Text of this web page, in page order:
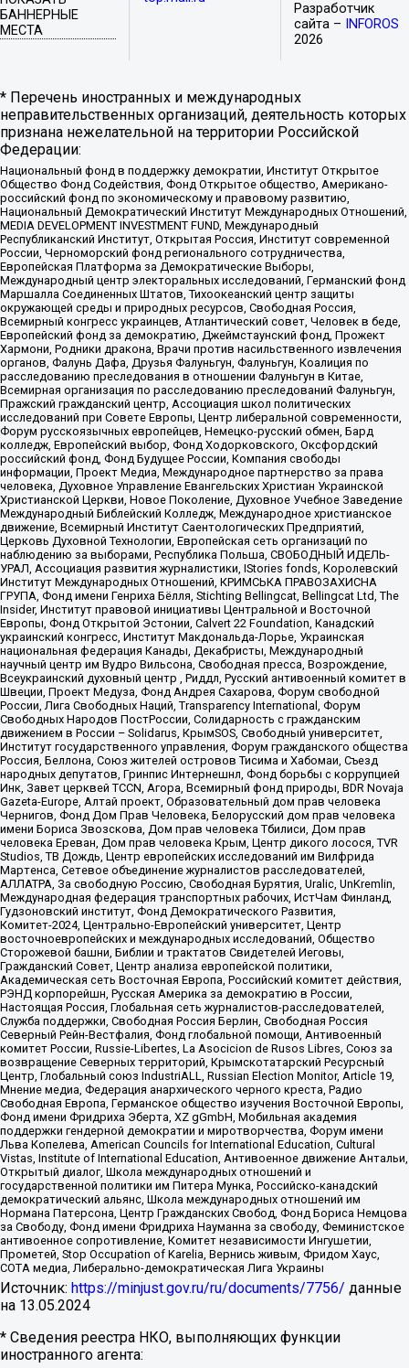
БАННЕРНЫЕ
МЕСТА
Разработчик
сайта –
INFOROS
2026
* Перечень иностранных и международных
неправительственных организаций, деятельность которых
признана нежелательной на территории Российской
Федерации:
Национальный фонд в поддержку демократии, Институт Открытое
Общество Фонд Содействия, Фонд Открытое общество, Американо-
российский фонд по экономическому и правовому развитию,
Национальный Демократический Институт Международных Отношений,
MEDIA DEVELOPMENT INVESTMENT FUND, Международный
Республиканский Институт, Открытая Россия, Институт современной
России, Черноморский фонд регионального сотрудничества,
Европейская Платформа за Демократические Выборы,
Международный центр электоральных исследований, Германский фонд
Маршалла Соединенных Штатов, Тихоокеанский центр защиты
окружающей среды и природных ресурсов, Свободная Россия,
Всемирный конгресс украинцев, Атлантический совет, Человек в беде,
Европейский фонд за демократию, Джеймстаунский фонд, Прожект
Хармони, Родники дракона, Врачи против насильственного извлечения
органов, Фалунь Дафа, Друзья Фалуньгун, Фалуньгун, Коалиция по
расследованию преследования в отношении Фалуньгун в Китае,
Всемирная организация по расследованию преследований Фалуньгун,
Пражский гражданский центр, Ассоциация школ политических
исследований при Совете Европы, Центр либеральной современности,
Форум русскоязычных европейцев, Немецко-русский обмен, Бард
колледж, Европейский выбор, Фонд Ходорковского, Оксфордский
российский фонд, Фонд Будущее России, Компания свободы
информации, Проект Медиа, Международное партнерство за права
человека, Духовное Управление Евангельских Христиан Украинской
Христианской Церкви, Новое Поколение, Духовное Учебное Заведение
Международный Библейский Колледж, Международное христианское
движение, Всемирный Институт Саентологических Предприятий,
Церковь Духовной Технологии, Европейская сеть организаций по
наблюдению за выборами, Республика Польша, СВОБОДНЫЙ ИДЕЛЬ-
УРАЛ, Ассоциация развития журналистики, IStories fonds, Королевский
Институт Международных Отношений, КРИМСЬКА ПРАВОЗАХИСНА
ГРУПА, Фонд имени Генриха Бёлля, Stichting Bellingcat, Bellingcat Ltd, The
Insider, Институт правовой инициативы Центральной и Восточной
Европы, Фонд Открытой Эстонии, Calvert 22 Foundation, Канадский
украинский конгресс, Институт Макдональда-Лорье, Украинская
национальная федерация Канады, Декабристы, Международный
научный центр им Вудро Вильсона, Свободная пресса, Возрождение,
Всеукраинский духовный центр , Риддл, Русский антивоенный комитет в
Швеции, Проект Медуза, Фонд Андрея Сахарова, Форум свободной
России, Лига Свободных Наций, Transparеncy International, Форум
Свободных Народов ПостРоссии, Солидарность с гражданским
движением в России – Solidarus, КрымSOS, Свободный университет,
Институт государственного управления, Форум гражданского общества
Россия, Беллона, Союз жителей островов Тисима и Хабомаи, Съезд
народных депутатов, Гринпис Интернешнл, Фонд борьбы с коррупцией
Инк, Завет церквей TCCN, Агора, Всемирный фонд природы, BDR Novaja
Gazeta-Europe, Алтай проект, Образовательный дом прав человека
Чернигов, Фонд Дом Прав Человека, Белорусский дом прав человека
имени Бориса Звозскова, Дом прав человека Тбилиси, Дом прав
человека Ереван, Дом прав человека Крым, Центр дикого лосося, TVR
Studios, ТВ Дождь, Центр европейских исследований им Вилфрида
Мартенса, Сетевое объединение журналистов расследователей,
АЛЛАТРА, За свободную Россию, Свободная Бурятия, Uralic, UnKremlin,
Международная федерация транспортных рабочих, ИстЧам Финланд,
Гудзоновский институт, Фонд Демократического Развития,
Комитет-2024, Центрально-Европейский университет, Центр
восточноевропейских и международных исследований, Общество
Сторожевой башни, Библии и трактатов Свидетелей Иеговы,
Гражданский Совет, Центр анализа европейской политики,
Академическая сеть Восточная Европа, Российский комитет действия,
РЭНД корпорейшн, Русская Америка за демократию в России,
Настоящая Россия, Глобальная сеть журналистов-расследователей,
Служба поддержки, Свободная Россия Берлин, Свободная Россия
Северный Рейн-Вестфалия, Фонд глобальной помощи, Антивоенный
комитет России, Russie-Libertes, La Asocicion de Rusos Libres, Союз за
возвращение Северных территорий, Крымскотатарский Ресурсный
Центр, Глобальный союз IndustriALL, Russian Election Monitor, Article 19,
Мнение медиа, Федерация анархического черного креста, Радио
Свободная Европа, Германское общество изучения Восточной Европы,
Фонд имени Фридриха Эберта, XZ gGmbH, Мобильная академия
поддержки гендерной демократии и миротворчества, Форум имени
Льва Копелева, American Councils for International Education, Cultural
Vistas, Institute of International Education, Антивоенное движение Антальи,
Открытый диалог, Школа международных отношений и
государственной политики им Питера Мунка, Российско-канадский
демократический альянс, Школа международных отношений им
Нормана Патерсона, Центр Гражданских Свобод, Фонд Бориса Немцова
за Свободу, Фонд имени Фридриха Науманна за свободу, Феминистское
антивоенное сопротивление, Комитет независимости Ингушетии,
Прометей, Stop Occupation of Karelia, Вернись живым, Фридом Хаус,
СОТА медиа, Либерально-демократическая Лига Украины
Источник: https://minjust.gov.ru/ru/documents/7756/ данные
на 13.05.2024
* Сведения реестра НКО, выполняющих функции
иностранного агента: